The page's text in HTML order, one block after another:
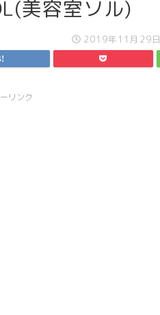
美容室ソル)
2019年11月29日
リンク